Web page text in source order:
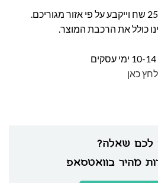
לכם שאלה?
מהיר בוואטסאפ
כולל את הרכבת המוצר.
לחץ כאן